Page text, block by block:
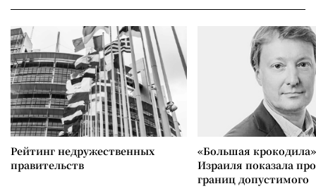
Рейтинг недружественных
правительств
«Большая
Израиля показала
границ допустимого